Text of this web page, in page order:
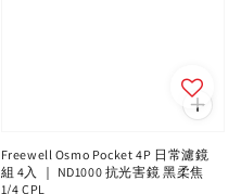
Freewell Osmo Pocket 4P 日常濾鏡
組 4入 ｜ ND1000 抗光害鏡 黑柔焦
1/4 CPL